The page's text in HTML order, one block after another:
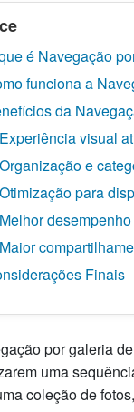
é Navegação
funciona a
da
visual
e
para
Finais
por galeria
uma
coleção de